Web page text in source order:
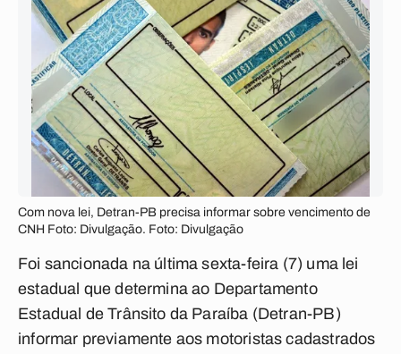
Com nova lei, Detran-PB precisa informar sobre vencimento de
CNH Foto: Divulgação. Foto: Divulgação
Foi sancionada na última sexta-feira (7) uma lei
estadual que determina ao Departamento
Estadual de Trânsito da Paraíba (Detran-PB)
informar previamente aos motoristas cadastrados